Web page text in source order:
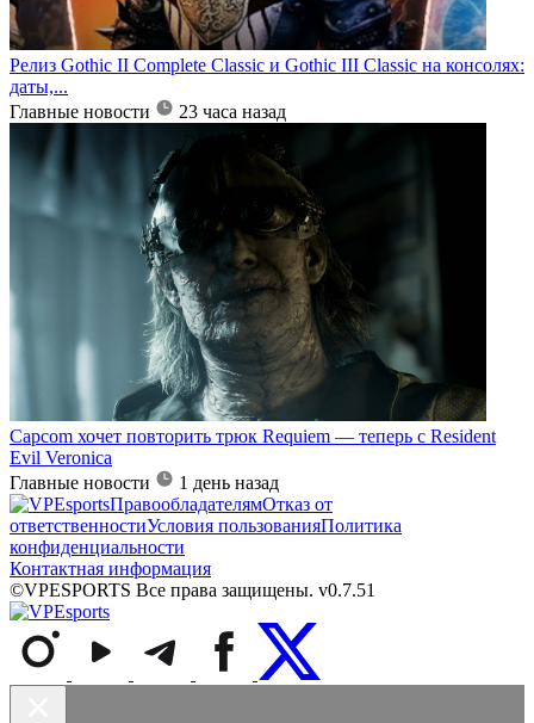
Релиз Gothic II Complete Classic и Gothic III Classic на консолях:
даты,...
Главные новости
23 часа назад
Capcom хочет повторить трюк Requiem — теперь с Resident
Evil Veronica
Главные новости
1 день назад
ПравообладателямОтказ от
ответственностиУсловия пользованияПолитика
конфиденциальности
Контактная информация
©VPESPORTS Все права защищены. v0.7.51